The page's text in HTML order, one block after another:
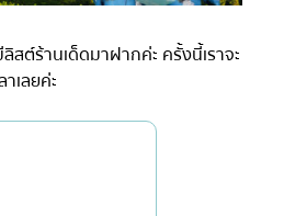
ม
ต์ร้านเด็ดมาฝากค่ะ ครั้งนี้เราจะ
เลยค่ะ